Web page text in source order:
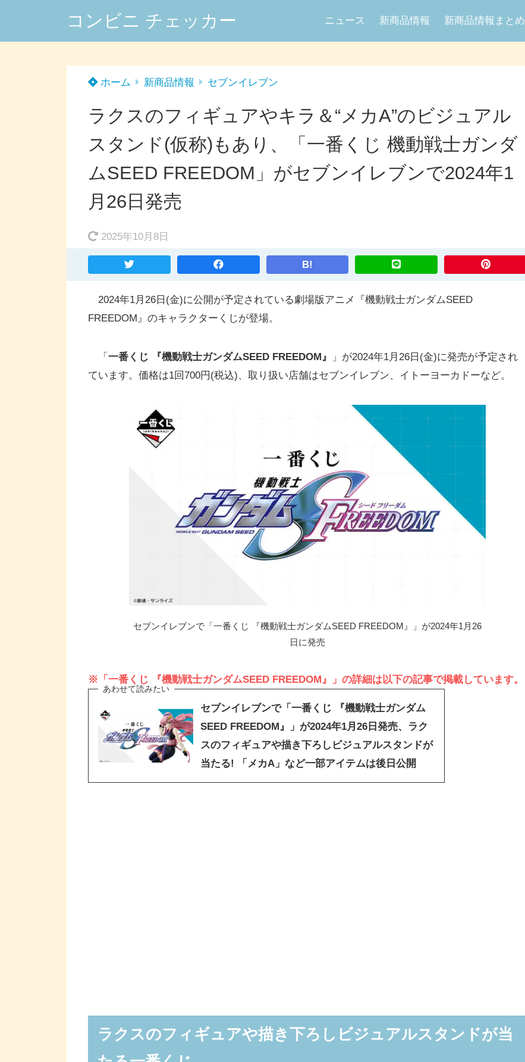
コンビニ チェッカー ニュース 新商品情報 新商品情報まとめ
ホーム 新商品情報 セブンイレブン
ラクスのフィギュアやキラ＆“メカA”のビジュアル
スタンド(仮称)もあり、「一番くじ 機動戦士ガンダ
ムSEED FREEDOM」がセブンイレブンで2024年1
月26日発売
2025年10月8日
B!
2024年1月26日(金)に公開が予定されている劇場版アニメ『機動戦士ガンダムSEED
FREEDOM』のキャラクターくじが登場。
「 一番くじ 『機動戦士ガンダムSEED FREEDOM』
」が2024年1月26日(金)に発売が予定され
ています。価格は1回700円(税込)、取り扱い店舗はセブンイレブン、イトーヨーカドーなど。
セブンイレブンで「一番くじ 『機動戦士ガンダムSEED FREEDOM』」が2024年1月26
日に発売
※「一番くじ 『機動戦士ガンダムSEED FREEDOM』」の詳細は以下の記事で掲載しています。
セブンイレブンで「一番くじ 『機動戦士ガンダム
SEED FREEDOM』」が2024年1月26日発売、ラク
スのフィギュアや描き下ろしビジュアルスタンドが
当たる! 「メカA」など一部アイテムは後日公開
ラクスのフィギュアや描き下ろしビジュアルスタンドが当